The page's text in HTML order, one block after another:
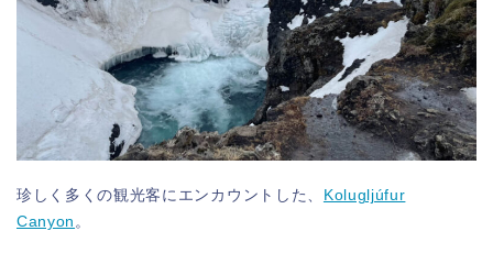
珍しく多くの観光客にエンカウントした、
Kolugljúfur
Canyon 。